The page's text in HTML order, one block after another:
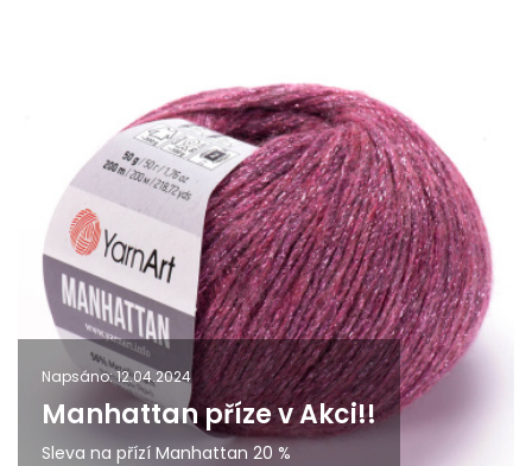
Napsáno: 12.04.2024
Manhattan příze v Akci!!
Sleva na přízí Manhattan 20 %